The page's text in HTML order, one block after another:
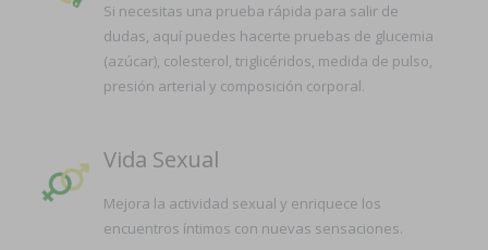
Si necesitas una prueba rápida para salir de
dudas, aquí puedes hacerte pruebas de glucemia
(azúcar), colesterol, triglicéridos, medida de pulso,
presión arterial y composición corporal.
Vida Sexual
Mejora la actividad sexual y enriquece los
encuentros íntimos con nuevas sensaciones.